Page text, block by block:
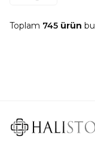
Toplam 745 ürün